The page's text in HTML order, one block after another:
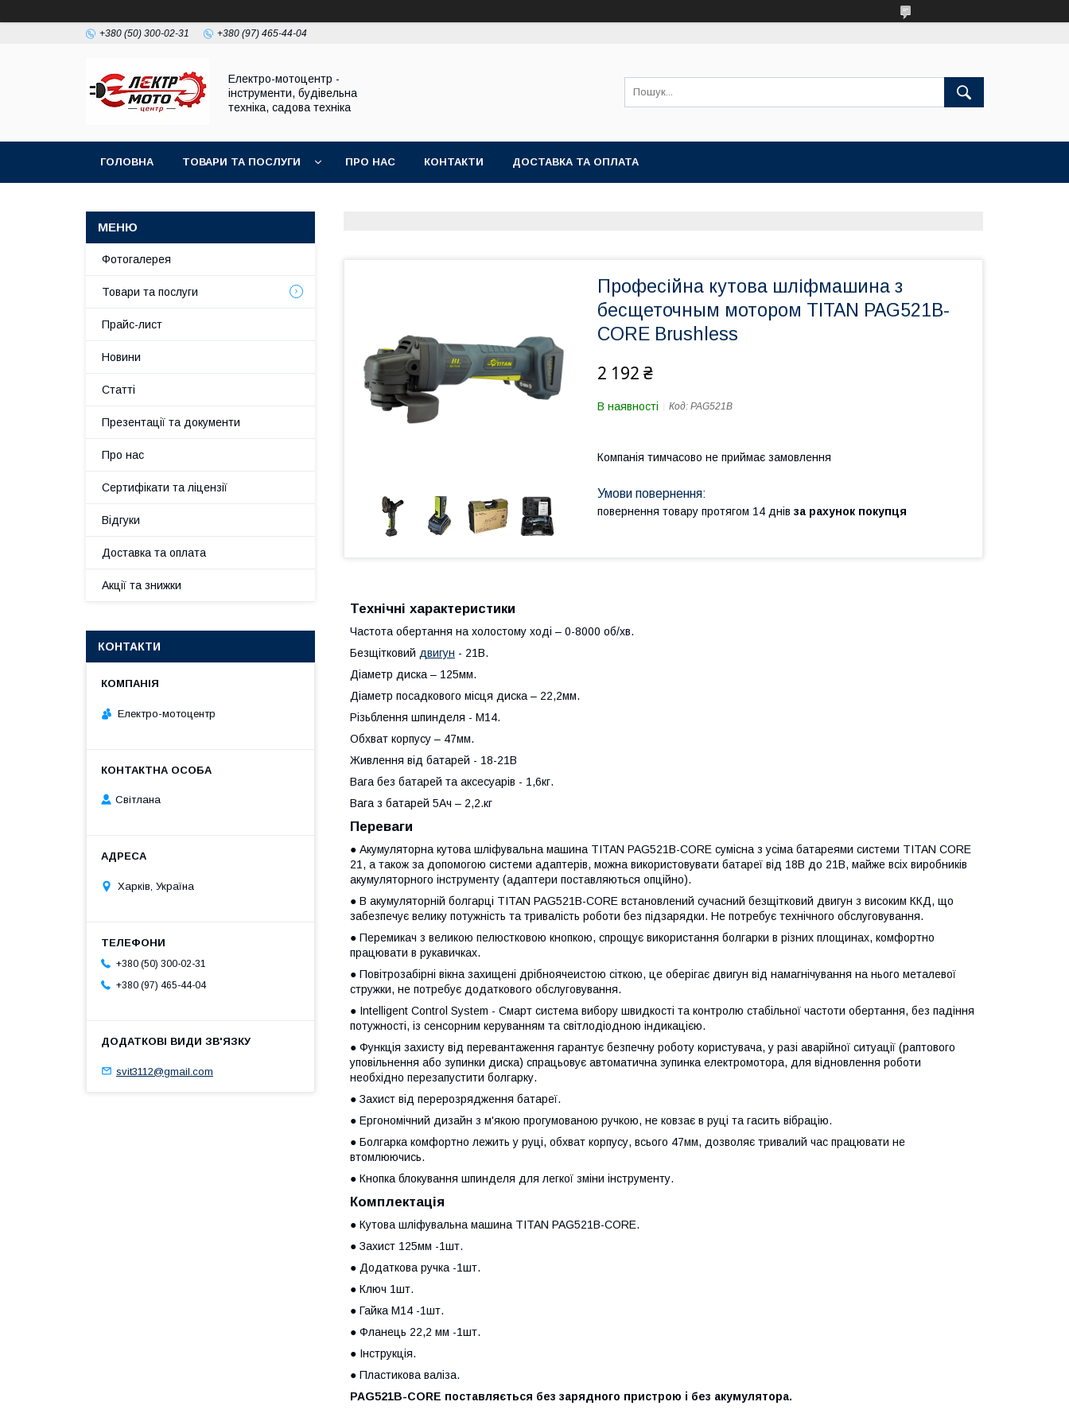
+380 (50) 300-02-31 +380 (97) 465-44-04
Електро-мотоцентр -
інструменти, будівельна
техніка, садова техніка
ГОЛОВНА ТОВАРИ ТА ПОСЛУГИ ПРО НАС КОНТАКТИ ДОСТАВКА ТА ОПЛАТА
Професійна кутова шліфмашина з
бесщеточным мотором TITAN PAG521B-
CORE Brushless
2 192 ₴
В наявності Код: PAG521B
Компанія тимчасово не приймає замовлення
повернення товару протягом 14 днів за рахунок покупця
Технічні характеристики
Частота обертання на холостому ході – 0-8000 об/хв.
Безщітковий двигун - 21В.
Діаметр диска – 125мм.
Діаметр посадкового місця диска – 22,2мм.
Різьблення шпинделя - М14.
Обхват корпусу – 47мм.
Живлення від батарей - 18-21В
Вага без батарей та аксесуарів - 1,6кг.
Вага з батарей 5Ач – 2,2.кг
Переваги
● Акумуляторна кутова шліфувальна машина TITAN PAG521B-CORE сумісна з усіма батареями системи TITAN CORE
21, а також за допомогою системи адаптерів, можна використовувати батареї від 18В до 21В, майже всіх виробників
акумуляторного інструменту (адаптери поставляються опційно).
● В акумуляторній болгарці TITAN PAG521B-CORE встановлений сучасний безщітковий двигун з високим ККД, що
забезпечує велику потужність та тривалість роботи без підзарядки. Не потребує технічного обслуговування.
● Перемикач з великою пелюстковою кнопкою, спрощує використання болгарки в різних площинах, комфортно
працювати в рукавичках.
● Повітрозабірні вікна захищені дрібноячеистою сіткою, це оберігає двигун від намагнічування на нього металевої
стружки, не потребує додаткового обслуговування.
● Intelligent Control System - Смарт система вибору швидкості та контролю стабільної частоти обертання, без падіння
потужності, із сенсорним керуванням та світлодіодною індикацією.
● Функція захисту від перевантаження гарантує безпечну роботу користувача, у разі аварійної ситуації (раптового
уповільнення або зупинки диска) спрацьовує автоматична зупинка електромотора, для відновлення роботи
необхідно перезапустити болгарку.
● Захист від перерозрядження батареї.
● Ергономічний дизайн з м'якою прогумованою ручкою, не ковзає в руці та гасить вібрацію.
● Болгарка комфортно лежить у руці, обхват корпусу, всього 47мм, дозволяє тривалий час працювати не
втомлюючись.
● Кнопка блокування шпинделя для легкої зміни інструменту.
Комплектація
● Кутова шліфувальна машина TITAN PAG521B-CORE.
● Захист 125мм -1шт.
● Додаткова ручка -1шт.
● Ключ 1шт.
● Гайка М14 -1шт.
● Фланець 22,2 мм -1шт.
● Інструкція.
● Пластикова валіза.
PAG521B-CORE поставляється без зарядного пристрою і без акумулятора.
Фотогалерея
Товари та послуги
Прайс-лист
Новини
Статті
Презентації та документи
Про нас
Сертифікати та ліцензії
Відгуки
Доставка та оплата
Акції та знижки
КОНТАКТИ
Електро-мотоцентр
Світлана
Харків, Україна
+380 (50) 300-02-31
+380 (97) 465-44-04
svit3112@gmail.com